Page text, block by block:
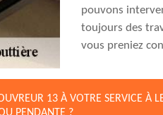
pouvons
toujours des
vous preniez
13 À VOTRE SERVICE À